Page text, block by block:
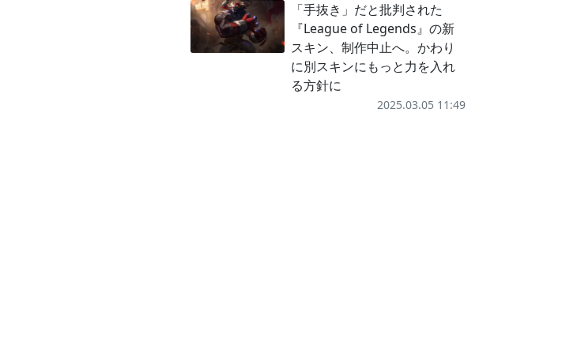
「手抜き」だと批判された
『League of Legends』の新
スキン、制作中止へ。かわり
に別スキンにもっと力を入れ
る方針に
2025.03.05 11:49